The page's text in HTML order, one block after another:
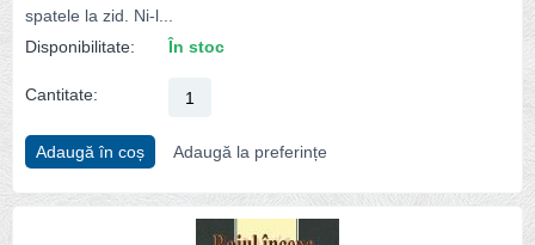
spatele la zid. Ni-l...
Disponibilitate:
În stoc
Cantitate:
Adaugă în coș Adaugă la preferințe